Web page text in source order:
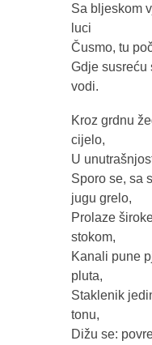
Sa bljeskom
luci
Čusmo, tu
Gdje susreću
vodi.
Kroz grdnu
cijelo,
U
Sporo se, sa
jugu grelo,
Prolaze
stokom,
Kanali pune
pluta,
Staklenik
tonu,
Dižu se: